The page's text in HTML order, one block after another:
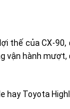
thế của CX-
vận hành
hay Toyota